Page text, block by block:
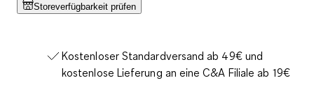
Storeverfügbarkeit prüfen
Kostenloser Standardversand ab 49€ und
kostenlose Lieferung an eine C&A Filiale ab 19€